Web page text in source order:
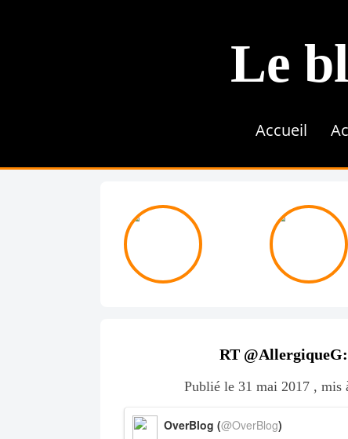
Le
Accueil
RT
Publié le 31 mai 2017 , mis
OverBlog (@OverBlog)